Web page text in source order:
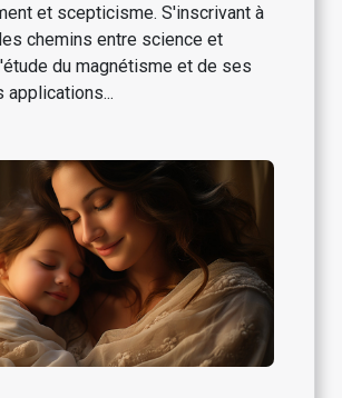
et scepticisme. S'inscrivant à
chemins entre science et
du magnétisme et de ses